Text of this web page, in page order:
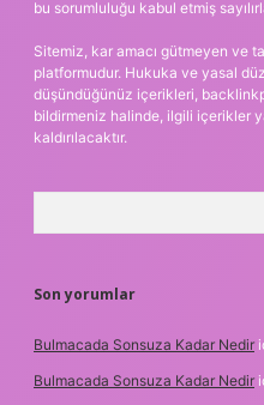
bu sorumluluğu kabul etmiş
Sitemiz, kar amacı gütmeyen ve
platformudur. Hukuka ve yasal
düşündüğünüz içerikleri,
bildirmeniz halinde, ilgili içerikler
kaldırılacaktır.
Son yorumlar
Bulmacada Sonsuza Kadar Nedir
Bulmacada Sonsuza Kadar Nedir